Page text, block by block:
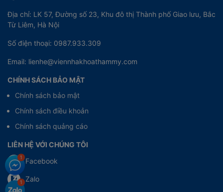
Địa chỉ: LK 57, Đường số 23, Khu đô thị Thành phố Giao lưu, Bắc
Từ Liêm, Hà Nội
Số điện thoại: 0987.933.309
Email: lienhe@viennhakhoathammy.com
CHÍNH SÁCH BẢO MẬT
Chính sách bảo mật
Chính sách điều khoản
Chính sách quảng cáo
LIÊN HỆ VỚI CHÚNG TÔI
Facebook
Zalo